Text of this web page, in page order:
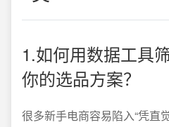
1.如何用数据工具
你的选品方案？
很多新手电商容易陷入“凭直